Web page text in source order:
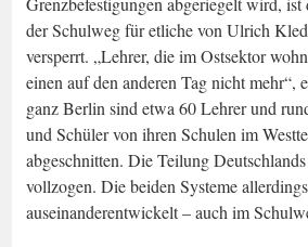
der Schulweg für etliche von Ulrich
versperrt. „Lehrer, die im Ostsektor
einen auf den anderen Tag nicht mehr“,
ganz Berlin sind etwa 60 Lehrer und
und Schüler von ihren Schulen im
abgeschnitten. Die Teilung
vollzogen. Die beiden Systeme
auseinanderentwickelt – auch im